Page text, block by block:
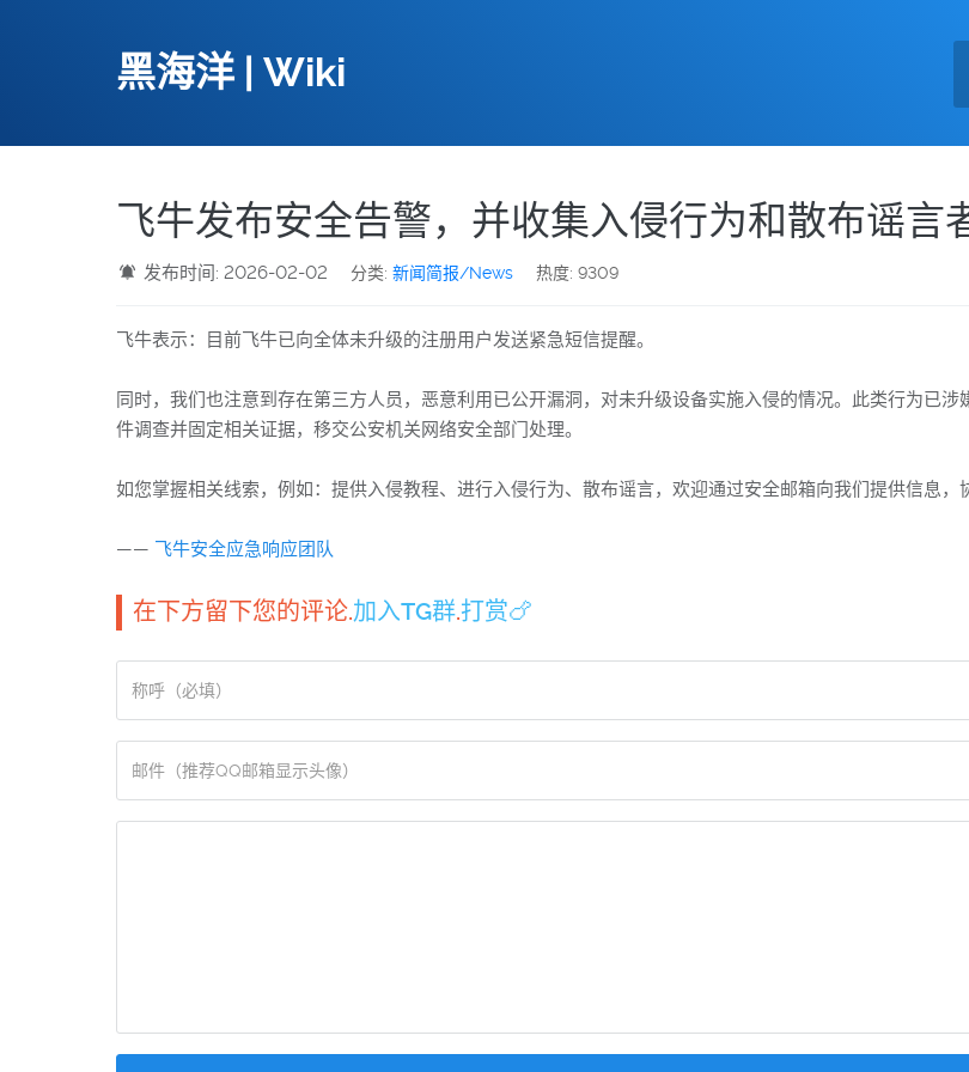
黑海洋 | Wiki
飞牛发布安全告警，并收集入侵行为和散布谣言
发布时间: 2026-02-02 分类:新闻简报/News 热度: 9309
飞牛表示：目前飞牛已向全体未升级的注册用户发送紧急短信提醒。
同时，我们也注意到存在第三方人员，恶意利用已公开漏洞，对未升级设备实施入侵的情况。此类行为已
件调查并固定相关证据，移交公安机关网络安全部门处理。
如您掌握相关线索，例如：提供入侵教程、进行入侵行为、散布谣言，欢迎通过安全邮箱向我们提供信息，
—— 飞牛安全应急响应团队
在下方留下您的评论.加入TG群.打赏🍗